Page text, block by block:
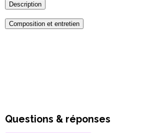
Description
Composition et entretien
Questions & réponses